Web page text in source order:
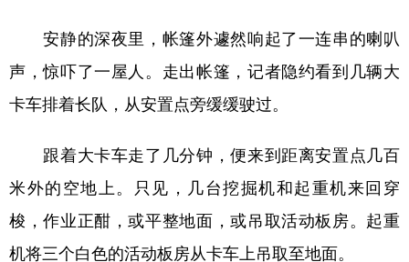
安静的深夜里，帐篷外遽然响起了一连串的喇叭
声，惊吓了一屋人。走出帐篷，记者隐约看到几辆大
卡车排着长队，从安置点旁缓缓驶过。
跟着大卡车走了几分钟，便来到距离安置点几百
米外的空地上。只见，几台挖掘机和起重机来回穿
梭，作业正酣，或平整地面，或吊取活动板房。起重
机将三个白色的活动板房从卡车上吊取至地面。